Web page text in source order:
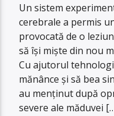
Un sistem
cerebrale a permis
provocată de o
să îşi mişte din nou
Cu ajutorul
mănânce şi să bea
au menţinut după
severe ale măduvei